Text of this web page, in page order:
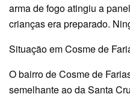
arma de fogo atingiu a
crianças era preparado.
Situação em Cosme de
O bairro de Cosme de
semelhante ao da Santa